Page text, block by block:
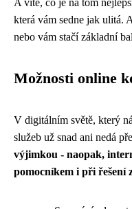
A víte, co je na tom
která vám sedne jak ulitá.
nebo vám stačí základní
Možnosti online
V digitálním světě, který
služeb už snad ani nedá
výjimkou - naopak,
pomocníkem i při řešení